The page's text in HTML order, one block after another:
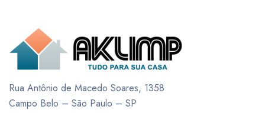
Rua Antônio de Macedo Soares, 1358
Campo Belo – São Paulo – SP